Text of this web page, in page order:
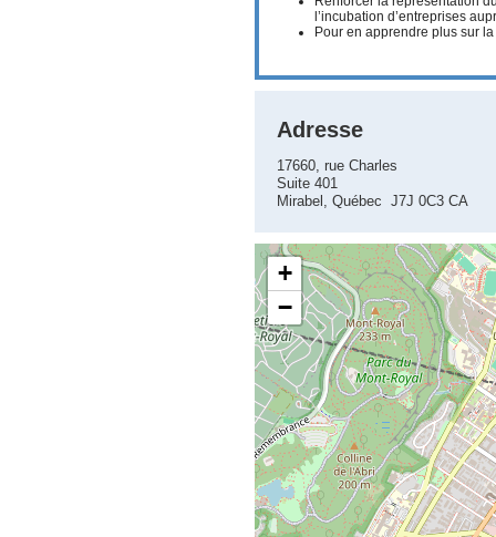
l’incubation d’entreprises
Pour en apprendre plus sur
Adresse
17660, rue Charles
Suite 401
Mirabel, Québec J7J 0C3 CA
+
−